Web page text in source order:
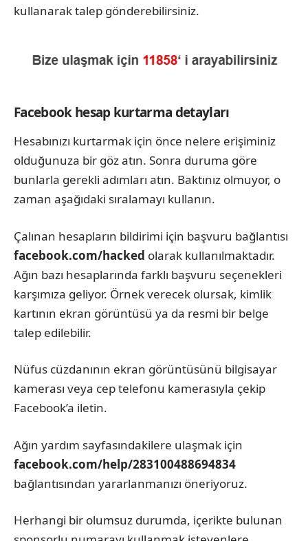
kullanarak talep gönderebilirsiniz.
Facebook hesap kurtarma detayları
Hesabınızı kurtarmak için önce nelere erişiminiz
olduğunuza bir göz atın. Sonra duruma göre
bunlarla gerekli adımları atın. Baktınız olmuyor, o
zaman aşağıdaki sıralamayı kullanın.
Çalınan hesapların bildirimi için başvuru bağlantısı
facebook.com/hacked olarak kullanılmaktadır.
Ağın bazı hesaplarında farklı başvuru seçenekleri
karşımıza geliyor. Örnek verecek olursak, kimlik
kartının ekran görüntüsü ya da resmi bir belge
talep edilebilir.
Nüfus cüzdanının ekran görüntüsünü bilgisayar
kamerası veya cep telefonu kamerasıyla çekip
Facebook’a iletin.
Ağın yardım sayfasındakilere ulaşmak için
facebook.com/help/283100488694834
bağlantısından yararlanmanızı öneriyoruz.
Herhangi bir olumsuz durumda, içerikte bulunan